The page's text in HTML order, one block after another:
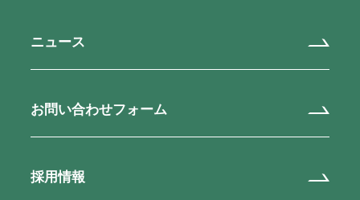
ニュース
お問い合わせフォーム
採用情報